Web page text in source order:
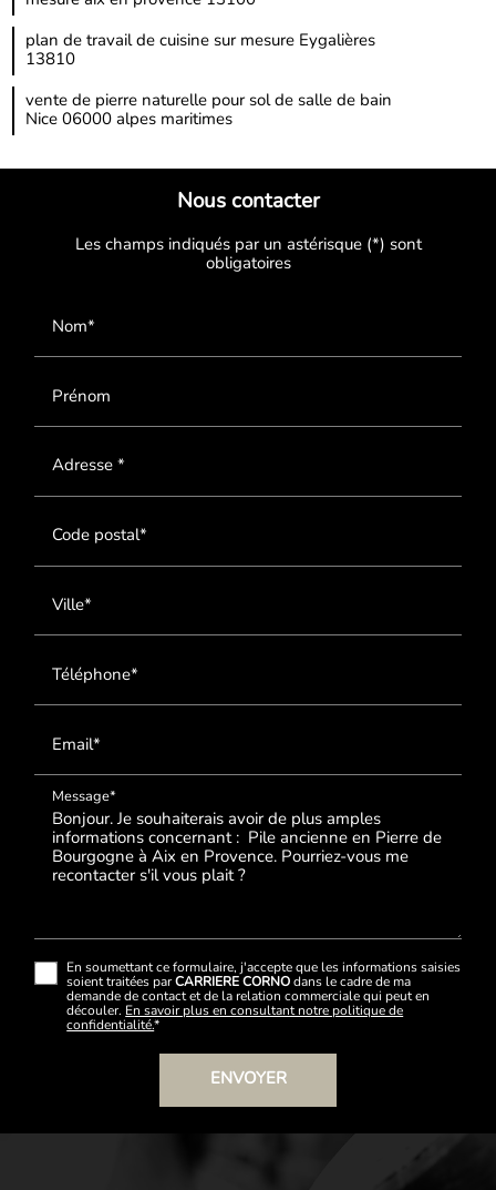
plan de travail de cuisine sur mesure Eygalières
13810
vente de pierre naturelle pour sol de salle de bain
Nice 06000 alpes maritimes
Nous contacter
Les champs indiqués par un astérisque (*) sont
obligatoires
Nom*
Prénom
Adresse *
Code postal*
Ville*
Téléphone*
Email*
Message*
En soumettant ce formulaire, j'accepte que les informations saisies
soient traitées parCARRIERE CORNO dans le cadre de ma
demande de contact et de la relation commerciale qui peut en
découler. En savoir plus en consultant notre politique de
confidentialité.*